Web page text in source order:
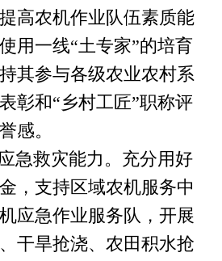
高农机作业队伍素质能
用一线“土专家”的培育
其参与各级农业农村系
彰和“乡村工匠”职称评
感。
急救灾能力。 充分用好
，支持区域农机服务中
应急作业服务队，开展
干旱抢浇、农田积水抢